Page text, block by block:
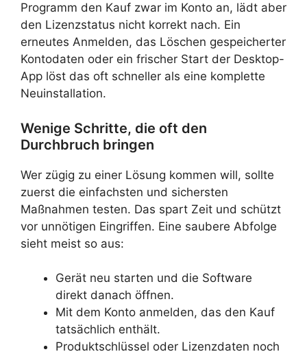
Programm den Kauf zwar im Konto an, lädt aber
den Lizenzstatus nicht korrekt nach. Ein
erneutes Anmelden, das Löschen gespeicherter
Kontodaten oder ein frischer Start der Desktop-
App löst das oft schneller als eine komplette
Neuinstallation.
Wenige Schritte, die oft den
Durchbruch bringen
Wer zügig zu einer Lösung kommen will, sollte
zuerst die einfachsten und sichersten
Maßnahmen testen. Das spart Zeit und schützt
vor unnötigen Eingriffen. Eine saubere Abfolge
sieht meist so aus:
Gerät neu starten und die Software
direkt danach öffnen.
Mit dem Konto anmelden, das den Kauf
tatsächlich enthält.
Produktschlüssel oder Lizenzdaten noch